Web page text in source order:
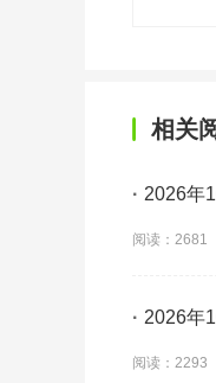
相关
· 2026年
背】
阅读：2681
· 2026年
阅读：2293